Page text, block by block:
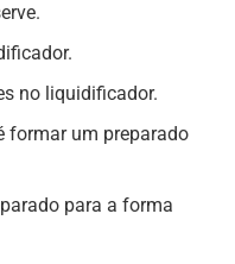
no liquidificador.
formar um preparado
para a forma